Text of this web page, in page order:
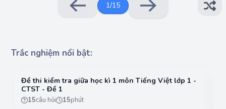
1/15
Trắc nghiệm nổi bật:
Đề thi kiểm tra giữa học kì 1 môn Tiếng Việt lớp 1 -
CTST - Đề 1
15câu hỏi 15phút